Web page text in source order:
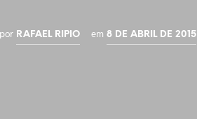
por RAFAEL RIPIO em 8 DE ABRIL DE 2015